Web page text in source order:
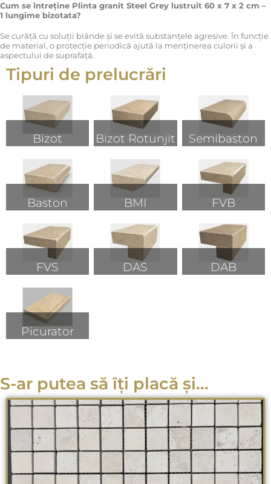
Cum se întreține Plinta granit Steel Grey lustruit 60 x 7 x 2 cm –
1 lungime bizotata?
Se curăță cu soluții blânde și se evită substanțele agresive. În funcție
de material, o protecție periodică ajută la menținerea culorii și a
aspectului de suprafață.
Tipuri de prelucrări
Bizot Bizot Rotunjit Semibaston
Baston BMI FVB
FVS DAS DAB
Picurator
S-ar putea să îți placă și...